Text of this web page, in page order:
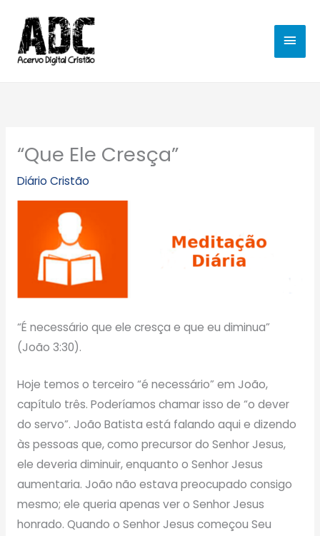
para
conteúdo
“Que Ele Cresça”
Diário Cristão
“É necessário que ele cresça e que eu diminua”
(João 3:30).
Hoje temos o terceiro “é necessário” em João,
capítulo três. Poderíamos chamar isso de “o dever
do servo”. João Batista está falando aqui e dizendo
às pessoas que, como precursor do Senhor Jesus,
ele deveria diminuir, enquanto o Senhor Jesus
aumentaria. João não estava preocupado consigo
mesmo; ele queria apenas ver o Senhor Jesus
honrado. Quando o Senhor Jesus começou Seu